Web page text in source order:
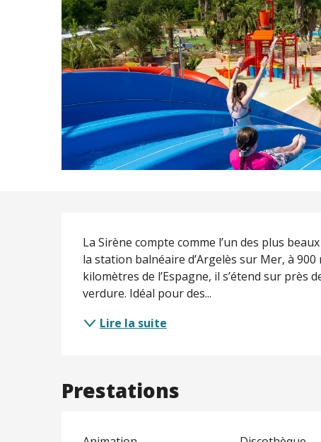
Description
La Sirène compte comme l’un des plus
la station balnéaire d’Argelès sur Mer, à
kilomètres de l’Espagne, il s’étend sur près
verdure. Idéal pour des...
Lire la suite
Prestations